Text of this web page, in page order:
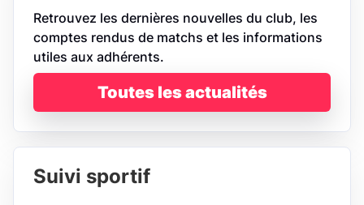
Retrouvez les dernières nouvelles du club, les
comptes rendus de matchs et les informations
utiles aux adhérents.
Toutes les actualités
Suivi sportif